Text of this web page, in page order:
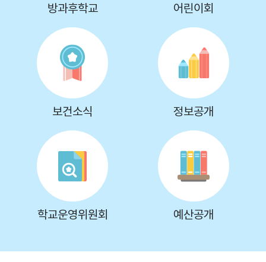
방과후학교 어린이회
보건소식 정보공개
학교운영위원회 예산공개